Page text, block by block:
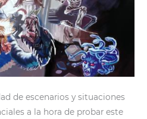
de escenarios y situaciones
a la hora de probar este